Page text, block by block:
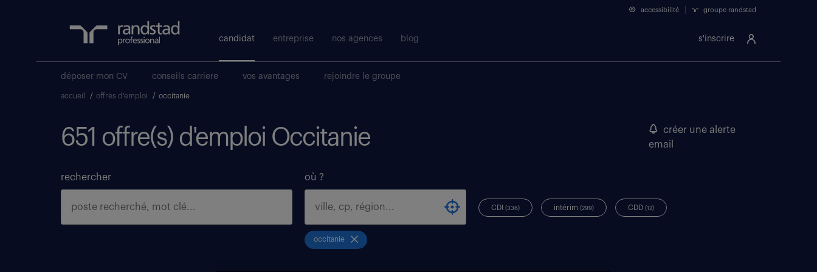
s'inscrire
accessibilité groupe randstad
candidat entreprise nos agences blog
déposer mon CV conseils carriere vos avantages rejoindre le groupe
accueil / offres d'emploi / occitanie
651 offre(s) d'emploi Occitanie
créer une alerte
email
rechercher où ?
occitanie
CDI(336) intérim(299) CDD(12)